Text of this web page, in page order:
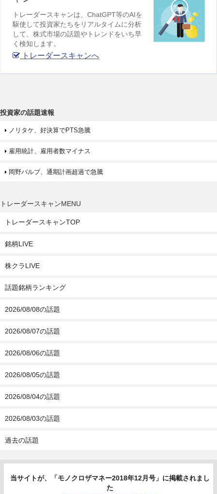
トレーダースキャンは、ChatGPT等のAIを
駆使して投資家たちをリアルタイムに分析
して、株式市場の話題やトレンドをいち早
く検知します。
トレーダースキャンへ
投資家の話題速報
ノリタケ、好決算でPTS急騰
雇用統計、雇用者数マイナス
岡野バルブ、通期計画超過で急騰
トレーダースキャンMENU
トレーダースキャンTOP
銘柄LIVE
株クラLIVE
話題銘柄ランキング
2026/08/08の話題
2026/08/07の話題
2026/08/06の話題
2026/08/05の話題
2026/08/04の話題
2026/08/03の話題
過去の話題
当サイトが、「モノクロザマネー2018年12月号」に掲載されまし
た